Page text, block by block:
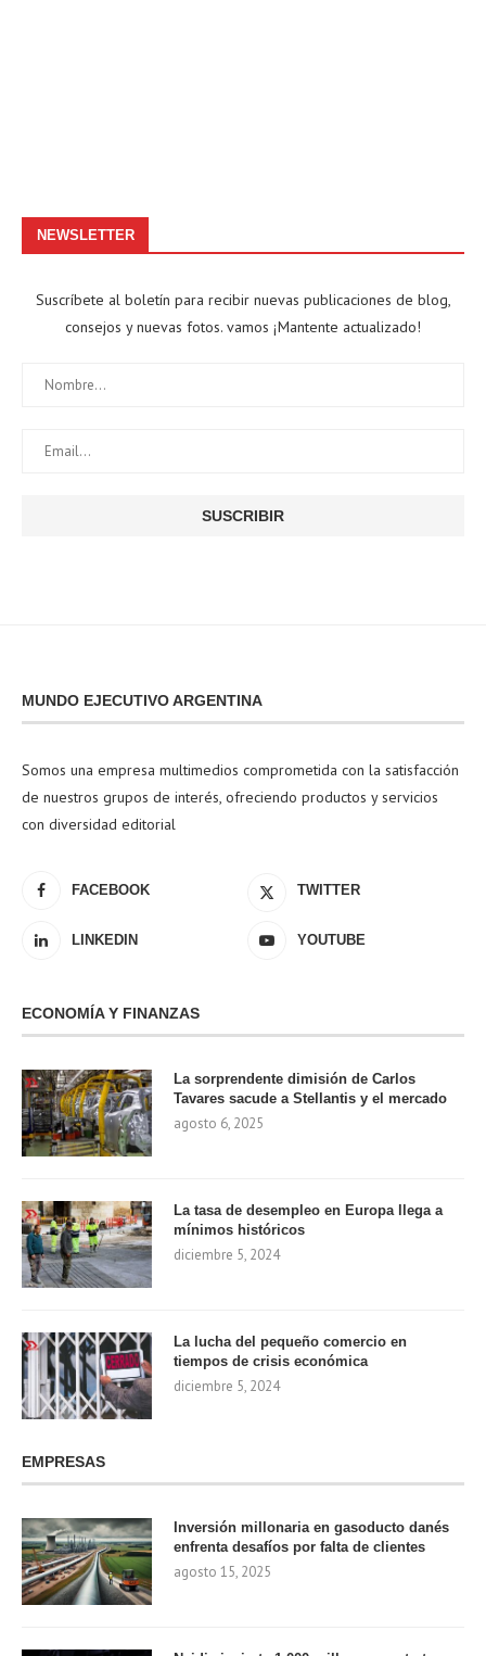
NEWSLETTER
Suscríbete al boletín para recibir nuevas publicaciones de blog,
consejos y nuevas fotos. vamos ¡Mantente actualizado!
MUNDO EJECUTIVO ARGENTINA
Somos una empresa multimedios comprometida con la satisfacción
de nuestros grupos de interés, ofreciendo productos y servicios
con diversidad editorial
FACEBOOK TWITTER
LINKEDIN YOUTUBE
ECONOMÍA Y FINANZAS
La sorprendente dimisión de Carlos
Tavares sacude a Stellantis y el mercado
agosto 6, 2025
La tasa de desempleo en Europa llega a
mínimos históricos
diciembre 5, 2024
La lucha del pequeño comercio en
tiempos de crisis económica
diciembre 5, 2024
EMPRESAS
Inversión millonaria en gasoducto danés
enfrenta desafíos por falta de clientes
agosto 15, 2025